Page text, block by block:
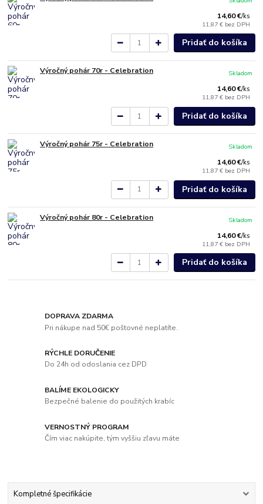
14,60 €/ks
11,87 € bez DPH
Pridať do košíka
Výročný pohár 70r - Celebration
14,60 €/ks
11,87 € bez DPH
Skladom
Pridať do košíka
Výročný pohár 75r - Celebration
14,60 €/ks
11,87 € bez DPH
Skladom
Pridať do košíka
Výročný pohár 80r - Celebration
14,60 €/ks
11,87 € bez DPH
Skladom
Pridať do košíka
DOPRAVA ZDARMA
Pri nákupe nad 50€ poštovné neplatíte.
RÝCHLE DORUČENIE
Do 24h od odoslania cez DPD
BALÍME EKOLOGICKY
Bezpečné balenie do použitých krabíc
VERNOSTNÝ PROGRAM
Čím viac nakúpite, tým vyššiu zľavu máte
Kompletné špecifikácie